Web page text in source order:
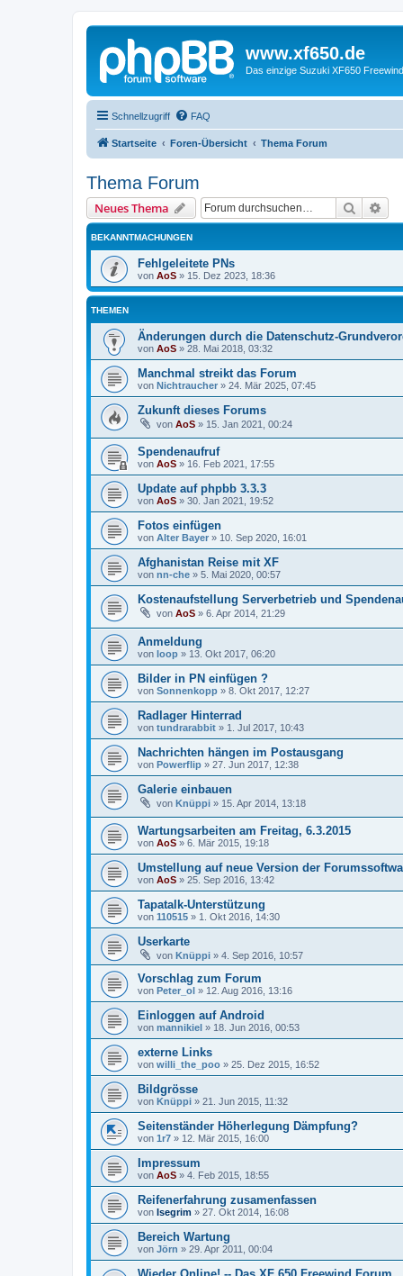
www.xf650.de
Das einzige Suzuki XF650
Schnellzugriff FAQ
Startseite Foren-Übersicht Thema Forum
Thema Forum
Neues Thema Suche
BEKANNTMACHUNGEN
Fehlgeleitete PNs
von AoS » 15. Dez 2023, 18:36
THEMEN
Änderungen durch die Datenschutz-
von AoS » 28. Mai 2018, 03:32
Manchmal streikt das Forum
von Nichtraucher » 24. Mär 2025, 07:45
Zukunft dieses Forums
von AoS » 15. Jan 2021, 00:24
Spendenaufruf
von AoS » 16. Feb 2021, 17:55
Update auf phpbb 3.3.3
von AoS » 30. Jan 2021, 19:52
Fotos einfügen
von Alter Bayer » 10. Sep 2020, 16:01
Afghanistan Reise mit XF
von nn-che » 5. Mai 2020, 00:57
Kostenaufstellung Serverbetrieb und
von AoS » 6. Apr 2014, 21:29
Anmeldung
von loop » 13. Okt 2017, 06:20
Bilder in PN einfügen ?
von Sonnenkopp » 8. Okt 2017, 12:27
Radlager Hinterrad
von tundrarabbit » 1. Jul 2017, 10:43
Nachrichten hängen im Postausgang
von Powerflip » 27. Jun 2017, 12:38
Galerie einbauen
von Knüppi » 15. Apr 2014, 13:18
Wartungsarbeiten am Freitag, 6.3.2015
von AoS » 6. Mär 2015, 19:18
Umstellung auf neue Version der
von AoS » 25. Sep 2016, 13:42
Tapatalk-Unterstützung
von 110515 » 1. Okt 2016, 14:30
Userkarte
von Knüppi » 4. Sep 2016, 10:57
Vorschlag zum Forum
von Peter_ol » 12. Aug 2016, 13:16
Einloggen auf Android
von mannikiel » 18. Jun 2016, 00:53
externe Links
von willi_the_poo » 25. Dez 2015, 16:52
Bildgrösse
von Knüppi » 21. Jun 2015, 11:32
Seitenständer Höherlegung Dämpfung?
von 1r7 » 12. Mär 2015, 16:00
Impressum
von AoS » 4. Feb 2015, 18:55
Reifenerfahrung zusamenfassen
von Isegrim » 27. Okt 2014, 16:08
Bereich Wartung
von Jörn » 29. Apr 2011, 00:04